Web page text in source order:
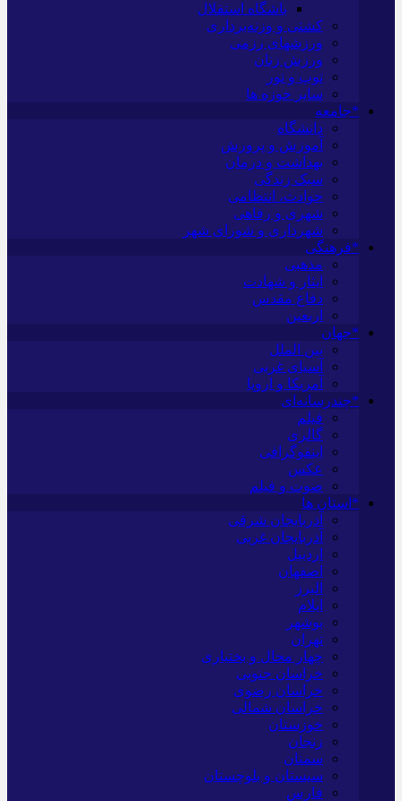
باشگاه استقلال
کشتی و وزنه‌برداری
ورزشهای رزمی
ورزش زنان
توپ و تور
سایر حوزه ها
*جامعه
دانشگاه
آموزش و پرورش
بهداشت و درمان
سبک زندگی
حوادث، انتظامی
شهری و رفاهی
شهرداری و شورای شهر
*فرهنگی
مذهبی
ایثار و شهادت
دفاع مقدس
اربعین
*جهان
بین الملل
آسیای غربی
آمریکا و اروپا
*چندرسانه‌ای
فیلم
گالری
اینفوگرافی
عکس
صوت و فیلم
*استان ها
آذربایجان شرقی
آذربایجان غربی
اردبیل
اصفهان
البرز
ایلام
بوشهر
تهران
چهار محال و بختیاری
خراسان جنوبی
خراسان رضوی
خراسان شمالی
خوزستان
زنجان
سمنان
سیستان و بلوچستان
فارس